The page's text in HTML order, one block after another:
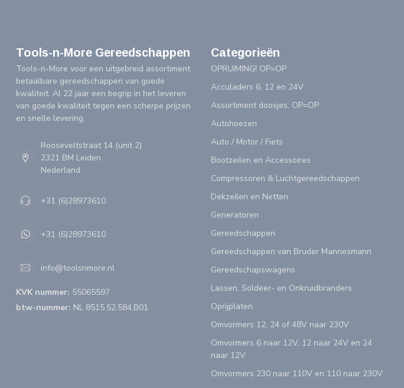
Tools-n-More Gereedschappen
Tools-n-More voor een uitgebreid assortiment
betaalbare gereedschappen van goede
kwaliteit. Al 22 jaar een begrip in het leveren
van goede kwaliteit tegen een scherpe prijzen
en snelle levering.
Rooseveltstraat 14 (unit 2)
2321 BM Leiden
Nederland
+31 (6)28973610
+31 (6)28973610
info@toolsnmore.nl
KVK nummer: 55065597
btw-nummer: NL 8515.52.584.B01
Categorieën
OPRUIMING! OP=OP
Acculaders 6, 12 en 24V
Assortiment doosjes. OP=OP
Autohoezen
Auto / Motor / Fiets
Bootzeilen en Accessoires
Compressoren & Luchtgereedschappen
Dekzeilen en Netten
Generatoren
Gereedschappen
Gereedschappen van Bruder Mannesmann
Gereedschapswagens
Lassen, Soldeer- en Onkruidbranders
Oprijplaten
Omvormers 12, 24 of 48V naar 230V
Omvormers 6 naar 12V, 12 naar 24V en 24
naar 12V
Omvormers 230 naar 110V en 110 naar 230V